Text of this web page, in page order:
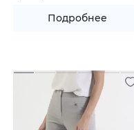
Подробнее